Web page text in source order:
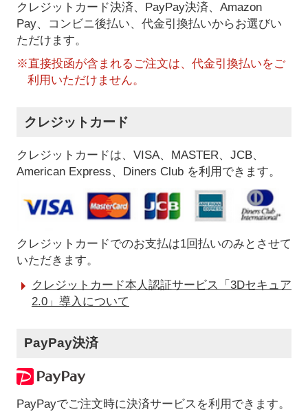
クレジットカード決済、PayPay決済、Amazon
Pay、コンビニ後払い、代金引換払いからお選びい
ただけます。
※直接投函が含まれるご注文は、代金引換払いをご
利用いただけません。
クレジットカード
クレジットカードは、VISA、MASTER、JCB、
American Express、Diners Club を利用できます。
クレジットカードでのお支払は1回払いのみとさせて
いただきます。
クレジットカード本人認証サービス「3Dセキュア
2.0」導入について
PayPay決済
PayPayでご注文時に決済サービスを利用できます。